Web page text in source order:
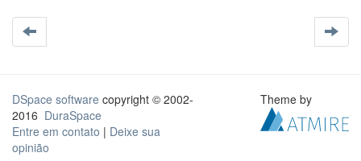
DSpace software copyright © 2002-
2016 DuraSpace
Entre em contato | Deixe sua
opinião
Theme by